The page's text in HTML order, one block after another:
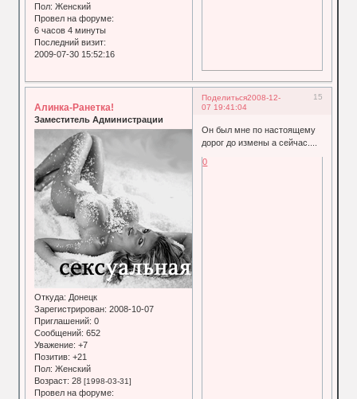
Пол: Женский
Провел на форуме:
6 часов 4 минуты
Последний визит:
2009-07-30 15:52:16
Поделиться 15
2008-12-
07 19:41:04
Алинка-Ранетка!
Заместитель Администрации
Откуда: Донецк
Зарегистрирован: 2008-10-07
Приглашений: 0
Сообщений: 652
Уважение: +7
Позитив: +21
Пол: Женский
Возраст: 28[1998-03-31]
Провел на форуме:
Он был мне по настоящему
дорог до измены а сейчас....
0